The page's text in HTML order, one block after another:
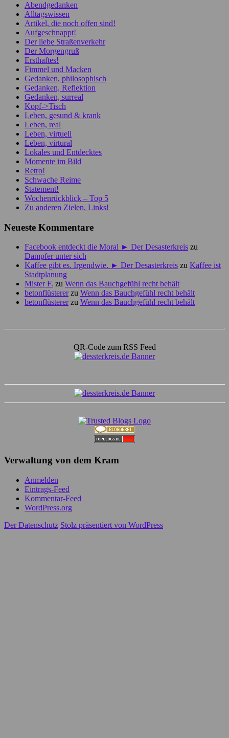
Abendgedanken
Alltagswissen
Artikel, die noch offen sind!
Aufgeschnappt!
Der liebe Straßenverkehr
Der Morgengruß
Ersthaftes!
Fimmel und Macken
Gedanken, philosophisch
Gedanken, Reflektion
Gedanken, surreal
Kopf->Tisch
Leben, gesund & krank
Leben, real
Leben, virtuell
Leben, virtural
Lokales und Entdecktes
Momente im Bild
Retro!
Schwache Reime
Statement!
Wochenrückblick – Top 5
Zu anderen Zielen, Links!
Neueste Kommentare
Facebook entdeckt die Moral ► Der Desasterkreis zu
Dampfer unter sich
Kaffee gibt es. Irgendwie. ► Der Desasterkreis zu Kaffee ist
Stadtplanung
Mister F. zu Wenn das Bauchgefühl recht behält
betonflüstererzu Wenn das Bauchgefühl recht behält
betonflüstererzu Wenn das Bauchgefühl recht behält
QR-Code zum RSS Feed
Verwaltung von dem Kram
Anmelden
Eintrags-Feed
Kommentar-Feed
WordPress.org
Der Datenschutz Stolz präsentiert von WordPress